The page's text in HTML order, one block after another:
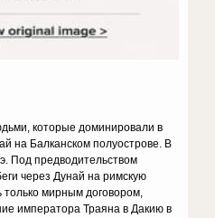
которые доминировали в
на Балканском полуострове. В
Под предводительством
через Дунай на римскую
только мирным договором,
императора Траяна в Дакию в